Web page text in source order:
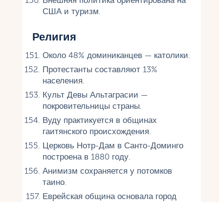
США и туризм.
Религия
Около 48% доминиканцев — католики.
Протестанты составляют 13%
населения.
Культ Девы Альтаграсии —
покровительницы страны.
Вуду практикуется в общинах
гаитянского происхождения.
Церковь Нотр-Дам в Санто-Доминго
построена в 1880 году.
Анимизм сохраняется у потомков
таино.
Еврейская община основала город